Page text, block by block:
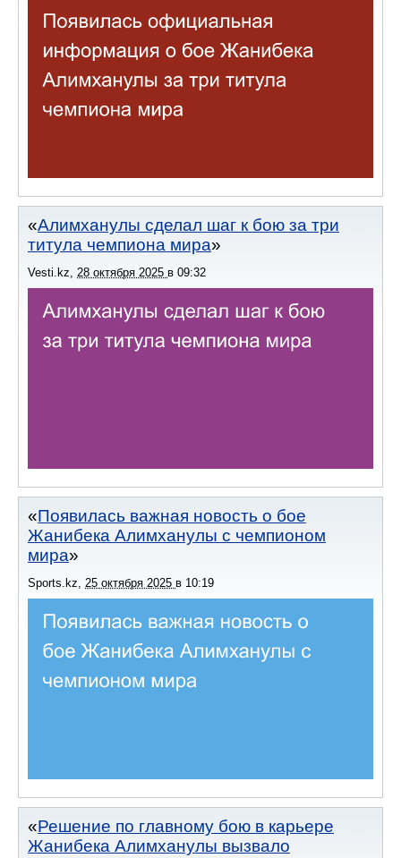
Алимханулы сделал шаг к бою за три
титула чемпиона мира
Vesti.kz, 28 октября 2025 в 09:32
Появилась важная новость о бое
Жанибека Алимханулы с чемпионом
мира
Sports.kz, 25 октября 2025 в 10:19
Решение по главному бою в карьере
Жанибека Алимханулы вызвало